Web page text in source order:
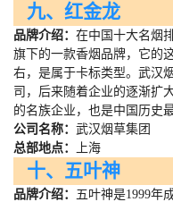
九、红金龙
品牌介绍： 在中国十大名烟
旗下的一款香烟品牌，它的
右，是属于卡标类型。武汉
司，后来随着企业的逐渐扩
的名族企业，也是中国历史
公司名称： 武汉烟草集团
总部地点：
上海
十、五叶神
品牌介绍： 五叶神是1999年